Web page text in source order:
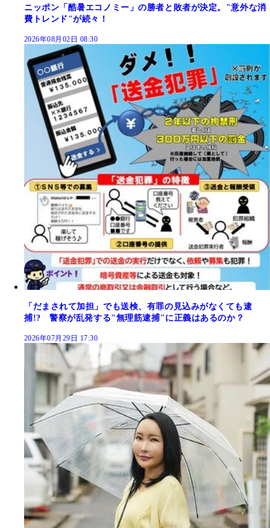
ニッポン「酷暑エコノミー」の勝者と敗者が決定。"意外な消
費トレンド"が続々！
2026年08月02日 08:30
「だまされて加担」でも送検、有罪の見込みがなくても逮
捕!? 警察が乱発する"無理筋逮捕"に正義はあるのか？
2026年07月29日 17:30